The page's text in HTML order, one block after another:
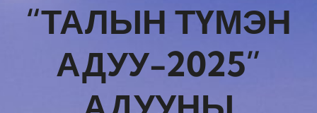
“ТАЛЫН ТҮМЭН
АДУУ-2025”